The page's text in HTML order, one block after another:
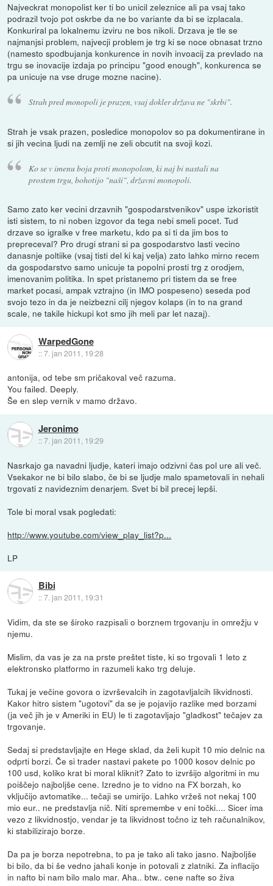
Najveckrat monopolist ker ti bo unicil zeleznice ali pa vsaj tako
podrazil tvojo pot oskrbe da ne bo variante da bi se izplacala.
Konkuriral pa lokalnemu izviru ne bos nikoli. Drzava je tle se
najmanjsi problem, najvecji problem je trg ki se noce obnasat trzno
(namesto spodbujanja konkurence in novih invoacij za prevlado na
trgu se inovacije izdaja po principu "good enough", konkurenca se
pa unicuje na vse druge mozne nacine).
Strah pred monopoli je prazen, vsaj dokler država ne "skrbi".
Strah je vsak prazen, posledice monopolov so pa dokumentirane in
si jih vecina ljudi na zemlji ne zeli obcutit na svoji kozi.
Ko se v imenu boja proti monopolom, ki naj bi nastali na
prostem trgu, bohotijo "naši", državni monopoli.
Samo zato ker vecini drzavnih "gospodarstvenikov" uspe izkoristit
isti sistem, to ni noben izgovor da tega nebi smeli pocet. Tud
drzave so igralke v free marketu, kdo pa si ti da jim bos to
prepreceval? Pro drugi strani si pa gospodarstvo lasti vecino
danasnje poltiike (vsaj tisti del ki kaj velja) zato lahko mirno recem
da gospodarstvo samo unicuje ta popolni prosti trg z orodjem,
imenovanim politika. In spet pristanemo pri tistem da se free
market pocasi, ampak vztrajno (in IMO pospeseno) seseda pod
svojo tezo in da je neizbezni cilj njegov kolaps (in to na grand
scale, ne takile hickupi kot smo jih meli par let nazaj).
WarpedGone
::7. jan 2011, 19:28
antonija, od tebe sm pričakoval več razuma.
You failed. Deeply.
Še en slep vernik v mamo državo.
Jeronimo
::7. jan 2011, 19:29
Nasrkajo ga navadni ljudje, kateri imajo odzivni čas pol ure ali več.
Vsekakor ne bi bilo slabo, če bi se ljudje malo spametovali in nehali
trgovati z navideznim denarjem. Svet bi bil precej lepši.
Tole bi moral vsak pogledati:
http://www.youtube.com/view_play_list?p...
LP
Bibi
::7. jan 2011, 19:31
Vidim, da ste se široko razpisali o borznem trgovanju in omrežju v
njemu.
Mislim, da vas je za na prste preštet tiste, ki so trgovali 1 leto z
elektronsko platformo in razumeli kako trg deluje.
Tukaj je večine govora o izvrševalcih in zagotavljalcih likvidnosti.
Kakor hitro sistem "ugotovi" da se je pojavijo razlike med borzami
(ja več jih je v Ameriki in EU) le ti zagotavljajo "gladkost" tečajev za
trgovanje.
Sedaj si predstavljajte en Hege sklad, da želi kupit 10 mio delnic na
odprti borzi. Če si trader nastavi pakete po 1000 kosov delnic po
100 usd, koliko krat bi moral kliknit? Zato to izvršijo algoritmi in mu
poiščejo najboljše cene. Izredno je to vidno na FX borzah, ko
vključijo avtomatike... tečaji se umirijo. Lahko vržeš not nekaj 100
mio eur.. ne predstavlja nič. Niti spremembe v eni točki.... Sicer ima
vezo z likvidnostjo, vendar je ta likvidnost točno iz teh računalnikov,
ki stabilizirajo borze.
Da pa je borza nepotrebna, to pa je tako ali tako jasno. Najboljše
bi bilo, da bi še vedno jahali konje in potovali z zlatniki. Za inflacijo
in nafto bi nam bilo malo mar. Aha.. btw.. cene nafte so živa